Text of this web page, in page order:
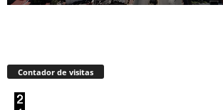
Contador de visitas